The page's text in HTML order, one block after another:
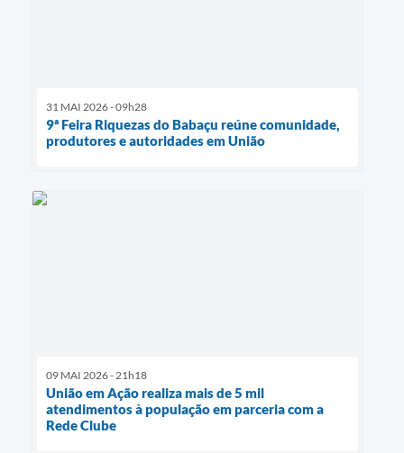
31 MAI 2026 - 09h28
9ª Feira Riquezas do Babaçu reúne comunidade,
produtores e autoridades em União
09 MAI 2026 - 21h18
União em Ação realiza mais de 5 mil
atendimentos à população em parceria com a
Rede Clube